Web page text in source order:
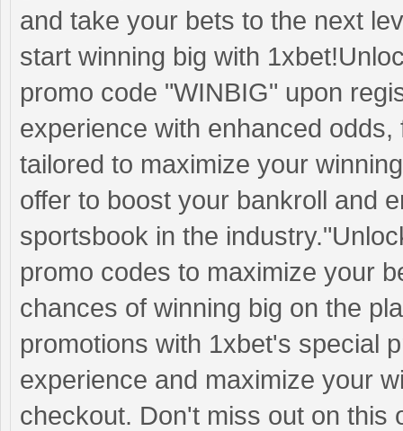
and take your bets to the next
start winning big with
promo code "WINBIG" upon
experience with enhanced
tailored to maximize your
offer to boost your bankroll and
sportsbook in the
promo codes to maximize your
chances of winning big on the
promotions with 1xbet's special
experience and maximize your
checkout. Don't miss out on this